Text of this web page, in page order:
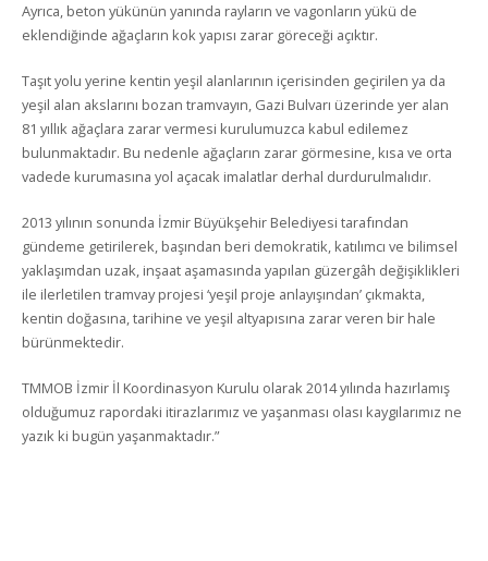
Ayrıca, beton yükünün yanında rayların ve vagonların yükü de
eklendiğinde ağaçların kok yapısı zarar göreceği açıktır.
Taşıt yolu yerine kentin yeşil alanlarının içerisinden geçirilen ya da
yeşil alan akslarını bozan tramvayın, Gazi Bulvarı üzerinde yer alan
81 yıllık ağaçlara zarar vermesi kurulumuzca kabul edilemez
bulunmaktadır. Bu nedenle ağaçların zarar görmesine, kısa ve orta
vadede kurumasına yol açacak imalatlar derhal durdurulmalıdır.
2013 yılının sonunda İzmir Büyükşehir Belediyesi tarafından
gündeme getirilerek, başından beri demokratik, katılımcı ve bilimsel
yaklaşımdan uzak, inşaat aşamasında yapılan güzergâh değişiklikleri
ile ilerletilen tramvay projesi ‘yeşil proje anlayışından’ çıkmakta,
kentin doğasına, tarihine ve yeşil altyapısına zarar veren bir hale
bürünmektedir.
TMMOB İzmir İl Koordinasyon Kurulu olarak 2014 yılında hazırlamış
olduğumuz rapordaki itirazlarımız ve yaşanması olası kaygılarımız ne
yazık ki bugün yaşanmaktadır.”